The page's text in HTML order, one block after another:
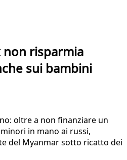
non risparmia
sui bambini
oltre a non finanziare un
in mano ai russi,
del Myanmar sotto ricatto dei